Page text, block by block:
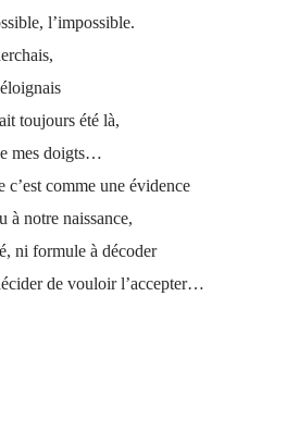
l’impossible.
toujours été là,
mes doigts…
c’est comme une évidence
à notre naissance,
ni formule à décoder
de vouloir l’accepter…